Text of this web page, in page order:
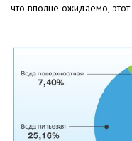
что вполне ожидаемо, этот